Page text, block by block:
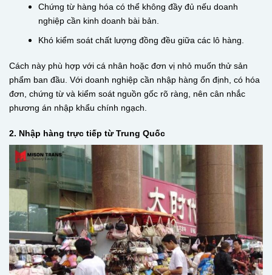
Chứng từ hàng hóa có thể không đầy đủ nếu doanh
nghiệp cần kinh doanh bài bản.
Khó kiểm soát chất lượng đồng đều giữa các lô hàng.
Cách này phù hợp với cá nhân hoặc đơn vị nhỏ muốn thử sản
phẩm ban đầu. Với doanh nghiệp cần nhập hàng ổn định, có hóa
đơn, chứng từ và kiểm soát nguồn gốc rõ ràng, nên cân nhắc
phương án nhập khẩu chính ngạch.
2. Nhập hàng trực tiếp từ Trung Quốc